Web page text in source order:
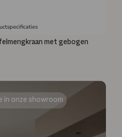
met gebogen
in onze showroom